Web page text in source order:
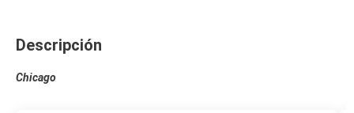
Descripción
Chicago